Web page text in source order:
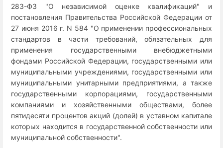
283-ФЗ "О независимой оценке квалификаций" и
постановления Правительства Российской Федерации от
27 июня 2016 г. N 584 "О применении профессиональных
стандартов в части требований, обязательных для
применения государственными внебюджетными
фондами Российской Федерации, государственными или
муниципальными учреждениями, государственными или
муниципальными унитарными предприятиями, а также
государственными корпорациями, государственными
компаниями и хозяйственными обществами, более
пятидесяти процентов акций (долей) в уставном капитале
которых находится в государственной собственности или
муниципальной собственности".